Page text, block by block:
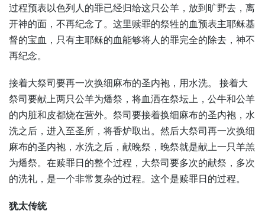
过程预表以色列人的罪已经归给这只公羊，放到旷野去，离
开神的面，不再纪念了。这里赎罪的祭牲的血预表主耶稣基
督的宝血，只有主耶稣的血能够将人的罪完全的除去，神不
再纪念。
接着大祭司要再一次换细麻布的圣内袍，用水洗。 接着大
祭司要献上两只公羊为燔祭，将血洒在祭坛上，公牛和公羊
的内脏和皮都烧在营外。祭司要接着换细麻布的圣内袍，水
洗之后，进入至圣所，将香炉取出。然后大祭司再一次换细
麻布的圣内袍，水洗之后，献晚祭，晚祭就是献上一只羊羔
为燔祭。在赎罪日的整个过程，大祭司要多次的献祭，多次
的洗礼，是一个非常复杂的过程。这个是赎罪日的过程。
犹太传统